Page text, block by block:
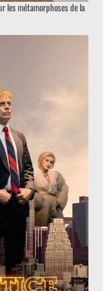
les métamorphoses de la